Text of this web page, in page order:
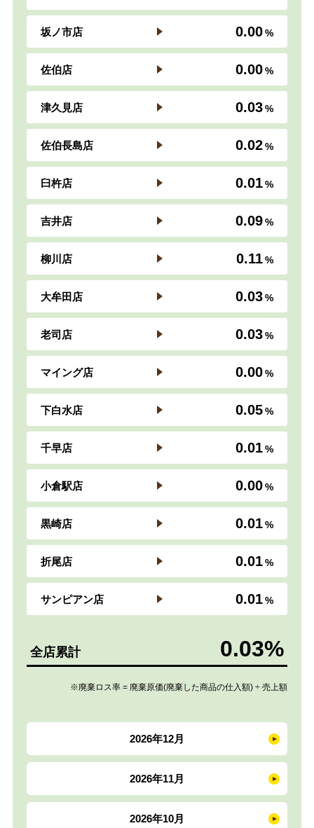
坂ノ市店 0.00
佐伯店 0.00
津久見店 0.03
佐伯長島店 0.02
臼杵店 0.01
吉井店 0.09
柳川店 0.11
大牟田店 0.03
老司店 0.03
マイング店 0.00
下白水店 0.05
千早店 0.01
小倉駅店 0.00
黒崎店 0.01
折尾店 0.01
サンピアン店 0.01
全店累計 0.03%
※廃棄ロス率 = 廃棄原価(廃棄した商品の仕入額) ÷ 売上額
2026年12月
2026年11月
2026年10月